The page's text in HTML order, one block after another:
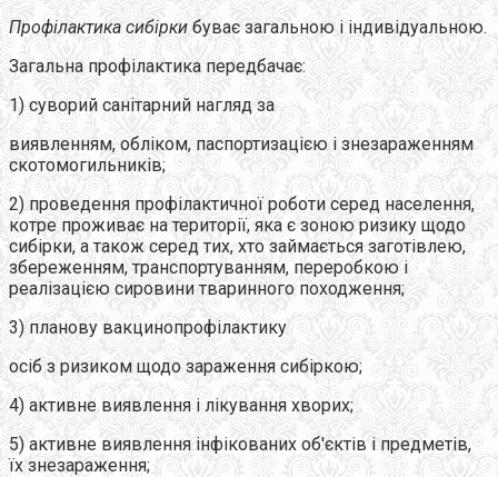
Профілактика сибірки буває загальною і індивідуальною.
Загальна профілактика передбачає:
1) суворий санітарний нагляд за
виявленням, обліком, паспортизацією і знезараженням
скотомогильників;
2) проведення профілактичної роботи серед населення,
котре проживає на території, яка є зоною ризику щодо
сибірки, а також серед тих, хто займається заготівлею,
збереженням, транспортуванням, переробкою і
реалізацією сировини тваринного походження;
3) планову вакцинопрофілактику
осіб з ризиком щодо зараження сибіркою;
4) активне виявлення і лікування хворих;
5) активне виявлення інфікованих об'єктів і предметів,
їх знезараження;